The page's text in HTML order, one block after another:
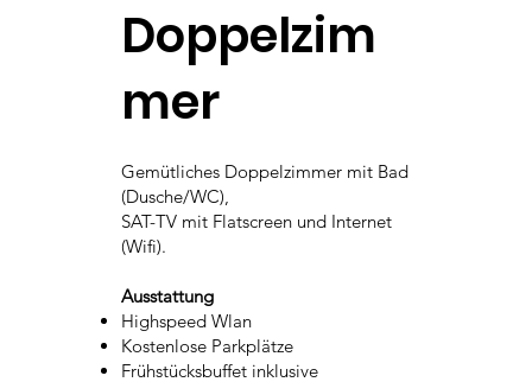
Doppelzim
mer
Gemütliches Doppelzimmer mit Bad
(Dusche/WC),
SAT-TV mit Flatscreen und Internet
(Wifi).​
Ausstattung
Highspeed Wlan
Kostenlose Parkplätze
Frühstücksbuffet inklusive